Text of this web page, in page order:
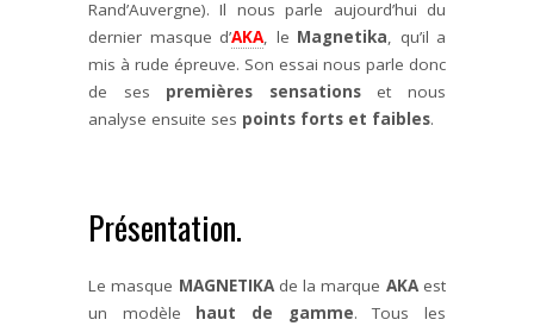
Rand’Auvergne). Il nous parle aujourd’hui du
dernier masque d’AKA, le Magnetika, qu’il a
mis à rude épreuve. Son essai nous parle donc
de ses premières sensationset nous
analyse ensuite ses points forts et faibles.
Présentation.
Le masque MAGNETIKAde la marque AKAest
un modèle haut de gamme. Tous les